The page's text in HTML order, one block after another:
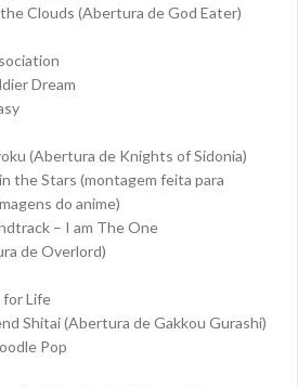
Clouds (Abertura de God Eater)
Dream
(Abertura de Knights of Sidonia)
the Stars (montagem feita para
do anime)
– I am The One
de Overlord)
for Life
Shitai (Abertura de Gakkou Gurashi)
Pop